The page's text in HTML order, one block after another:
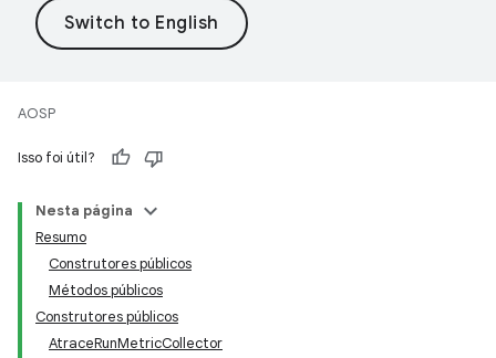
AOSP
Isso foi útil?
Nesta página
Resumo
Construtores públicos
Métodos públicos
Construtores públicos
AtraceRunMetricCollector